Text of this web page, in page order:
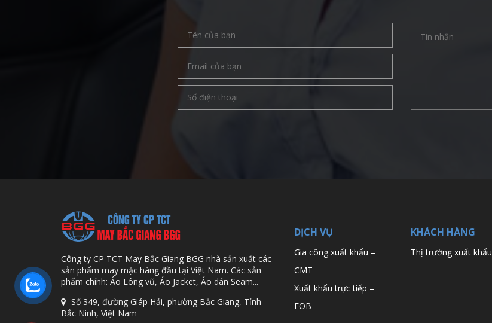
Công ty CP TCT May Bắc Giang BGG nhà sản xuất các
sản phẩm may mặc hàng đầu tại Việt Nam. Các sản
phẩm chính: Áo Lông vũ, Áo Jacket, Áo dán Seam...
Số 349, đường Giáp Hải, phường Bắc Giang, Tỉnh
Bắc Ninh, Việt Nam
DỊCH VỤ
Gia công xuất khẩu –
CMT
Xuất khẩu trực tiếp –
FOB
KHÁCH HÀNG
Thị trường xuất khẩu